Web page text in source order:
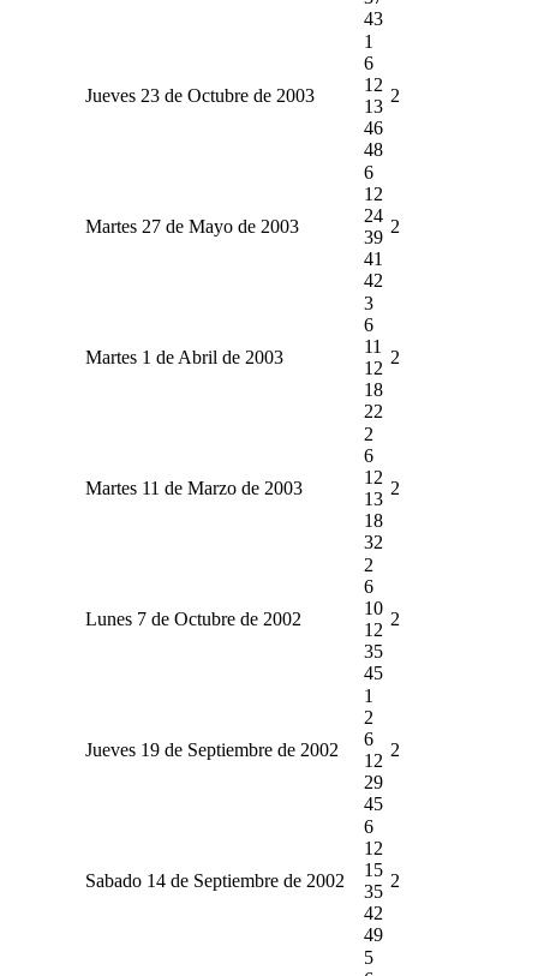
43
Jueves 23 de Octubre de 2003
1
6
12
13
46
48
2
Martes 27 de Mayo de 2003
6
12
24
39
41
42
2
Martes 1 de Abril de 2003
3
6
11
12
18
22
2
Martes 11 de Marzo de 2003
2
6
12
13
18
32
2
Lunes 7 de Octubre de 2002
2
6
10
12
35
45
2
Jueves 19 de Septiembre de 2002
1
2
6
12
29
45
2
Sabado 14 de Septiembre de 2002
6
12
15
35
42
49
2
5